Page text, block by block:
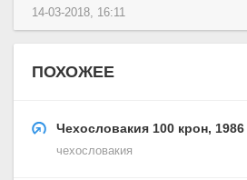
14-03-2018, 16:11
ПОХОЖЕЕ
Чехословакия 100 крон, 1986
чехословакия